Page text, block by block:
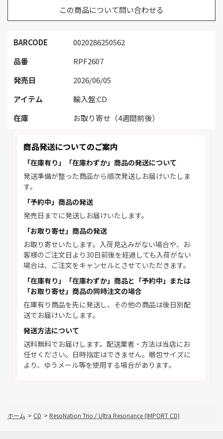
BARCODE
0020286250562
品番
RPF2607
発売日
2026/06/05
アイテム
輸入盤:CD
在庫
お取り寄せ（4週間前後）
この商品について問い合わせる
商品発送についてのご案内
「在庫有り」「在庫わずか」商品の発送について
発送準備が整った商品から順次発送しお届けいたしま
す。
「予約中」商品の発送
発売日までに発送しお届けいたします。
「お取り寄せ」商品の発送
お取り寄せいたします。入荷見込みがない場合や、お
客様のご注文日より30日前後を経過しても入荷がない
場合は、ご注文をキャンセルとさせていただきます。
「在庫有り」「在庫わずか」商品と「予約中」または
「お取り寄せ」商品の同時注文の場合
在庫有り商品を先に発送し、その他の商品は後日別配
送でお届けいたします。
発送方法について
送料無料でお届けします。配送業者・方法は当店にお
任せください。日時指定はできません。梱包サイズに
より、ゆうメール等を使用する場合があります。
ホーム > CD > ResoNation Trio / Ultra Resonance (IMPORT CD)